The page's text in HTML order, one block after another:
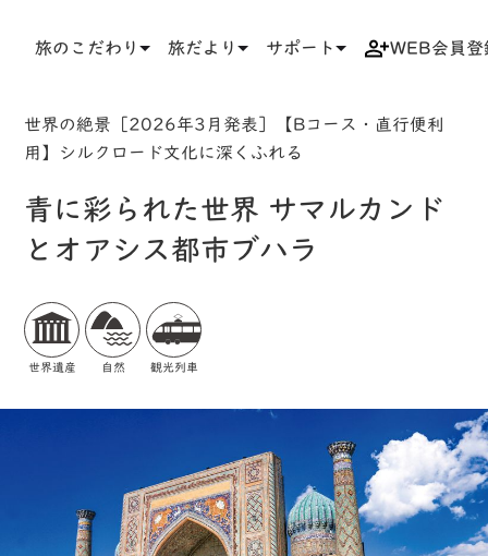
旅のこだわり 旅だより サポート WEB会員登
世界の絶景［2026年3月発表］【Bコース・直行便利
用】シルクロード文化に深くふれる
青に彩られた世界 サマルカンド
とオアシス都市ブハラ
世界遺産 自然 観光列車